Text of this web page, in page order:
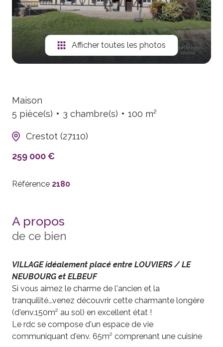
Afficher toutes les photos
Maison
5 pièce(s)
3 chambre(s) 100 m²
Crestot (27110)
259 000 €
Référence 2180
A propos
de ce bien
VILLAGE idéalement placé entre LOUVIERS / LE
NEUBOURG et ELBEUF
Si vous aimez le charme de l'ancien et la
tranquilité...venez découvrir cette charmante longère
(d'env.150m² au sol) en excellent état !
Le rdc se compose d'un espace de vie
communiquant d'env. 65m² comprenant une cuisine